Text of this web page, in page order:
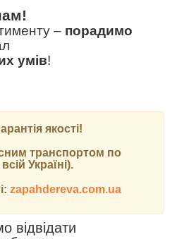
– порадимо
умів!
якості!
транспортом по
Україні).
zapahdereva.com.ua
відвідати